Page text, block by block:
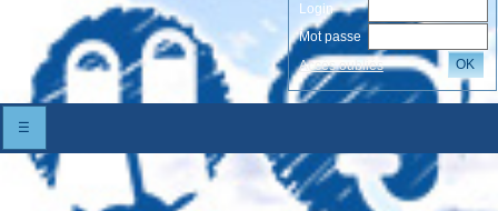
Login
Mot passe
Accés oubliés
OK
☰